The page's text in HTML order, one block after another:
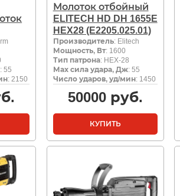
: 55
: 2150
Молоток отбойный
ELITECH HD DH 1655E
HEX28 (E2205.025.01)
Производитель: Elitech
Мощность, Вт: 1600
Тип патрона: HEX-28
Мах сила удара, Дж: 55
Число ударов, уд/мин: 1450
50000руб.
КУПИТЬ